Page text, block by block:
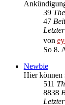
39
47
von
So 8.
Newbie
Hier können
511
8838